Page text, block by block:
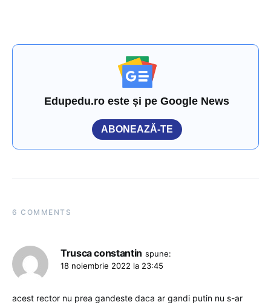
Edupedu.ro este și pe Google News
ABONEAZĂ-TE
6 COMMENTS
Trusca constantin spune:
18 noiembrie 2022 la 23:45
acest rector nu prea gandeste daca ar gandi putin nu s-ar